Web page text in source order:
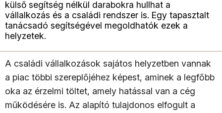
külső segítség nélkül darabokra hullhat a
vállalkozás és a családi rendszer is. Egy tapasztalt
tanácsadó segítségével megoldhatók ezek a
helyzetek.
A családi vállalkozások sajátos helyzetben vannak
a piac többi szereplőjéhez képest, aminek a legfőbb
oka az érzelmi töltet, amely hatással van a cég
működésére is. Az alapító tulajdonos elfogult a